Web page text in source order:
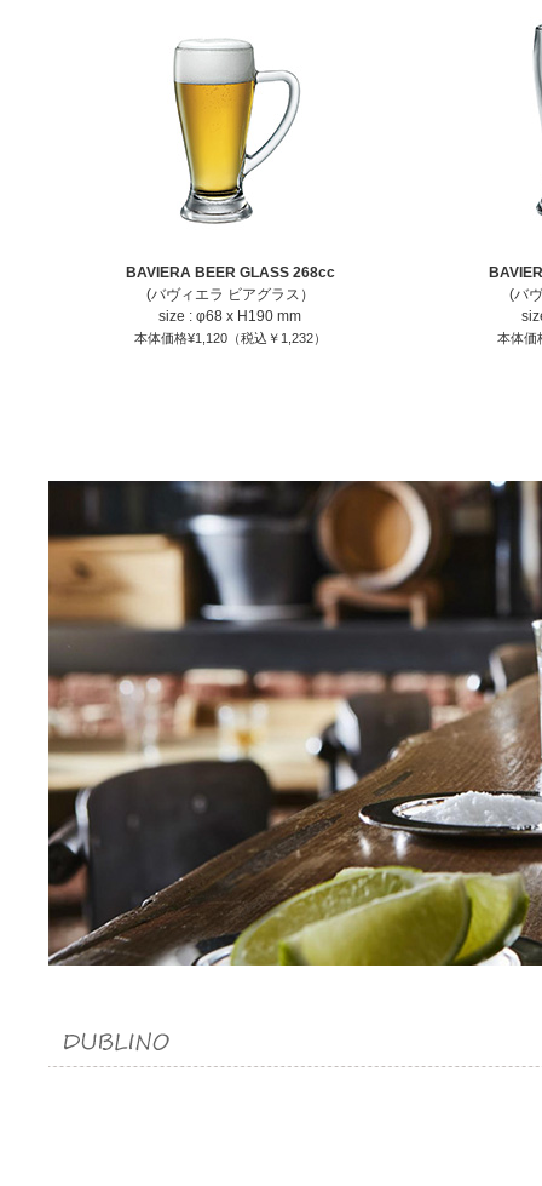
BAVIERA BEER GLASS 268cc
(バヴィエラ ビアグラス）
size : φ68 x H190 mm
本体価格¥1,120（税込￥1,232）
(バ
本体価